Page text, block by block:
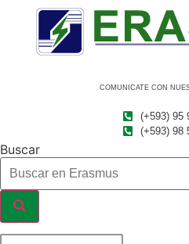
contenido
COMUNICATE CON
(+593) 95
(+593) 98
Buscar